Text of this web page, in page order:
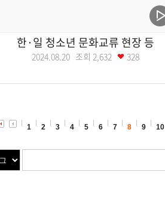
한·일 청소년 문화교류 현장 등
2024.08.20 조회 2,632 328
1 2 3 4 5 6 7 8 9 10